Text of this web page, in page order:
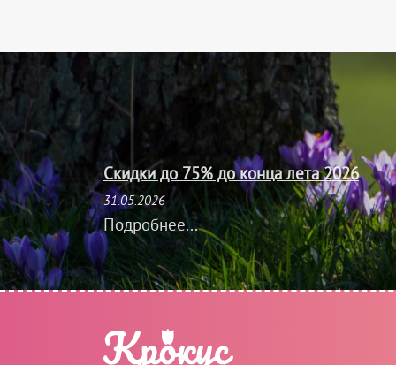
Скидки до 75% до конца лета 2026
31.05.2026
Подробнее...